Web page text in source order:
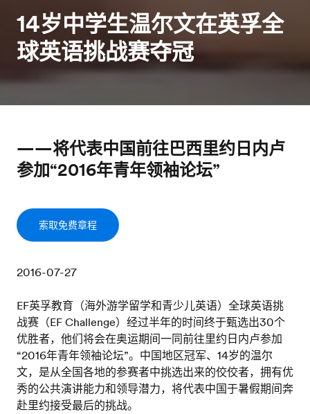
14岁中学生温尔文在英孚全
球英语挑战赛夺冠
——将代表中国前往巴西里约日内卢
参加“2016年青年领袖论坛”
索取免费章程
2016-07-27
EF英孚教育（海外游学留学和青少儿英语）全球英语挑
战赛（EF Challenge）经过半年的时间终于甄选出30个
优胜者，他们将会在奥运期间一同前往里约日内卢参加
“2016年青年领袖论坛”。中国地区冠军、14岁的温尔
文，是从全国各地的参赛者中挑选出来的佼佼者，拥有优
秀的公共演讲能力和领导潜力，将代表中国于暑假期间奔
赴里约接受最后的挑战。